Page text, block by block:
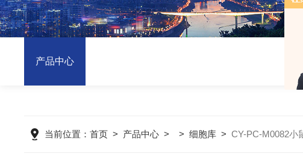
产品中心
当前位置：首页 > 产品中心 > >细胞库 >CY-PC-M0082小